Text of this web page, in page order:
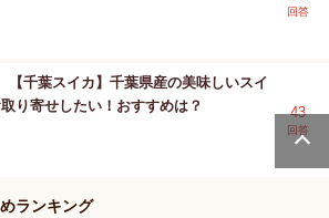
回答
【千葉スイカ】千葉県産の美味しいスイ
り寄せしたい！おすすめは？
43
回答
ランキング